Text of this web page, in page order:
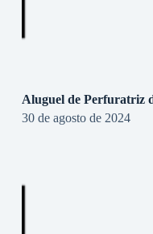
Aluguel de Perfuratriz
30 de agosto de 2024